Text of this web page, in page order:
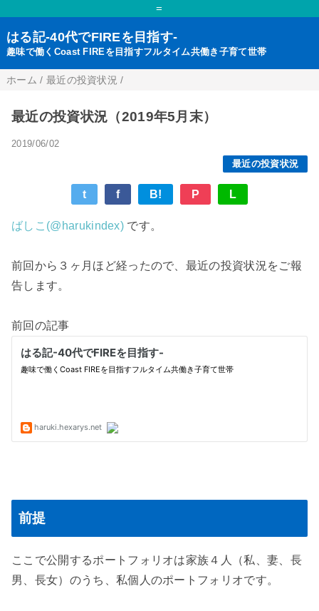
=
はる記-40代でFIREを目指す-
趣味で働くCoast FIREを目指すフルタイム共働き子育て世帯
ホーム / 最近の投資状況 /
最近の投資状況（2019年5月末）
2019/06/02
最近の投資状況
t f B! P L
ばしこ(@harukindex) です。
前回から３ヶ月ほど経ったので、最近の投資状況をご報
告します。
前回の記事
前提
ここで公開するポートフォリオは家族４人（私、妻、長
男、長女）のうち、私個人のポートフォリオです。